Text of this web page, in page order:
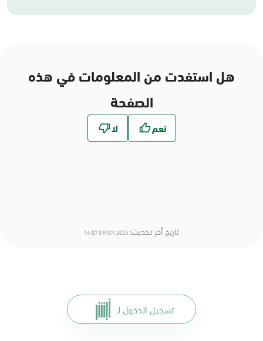
هل استفدت من المعلومات في هذه
الصفحة
تاريخ أخر تحديث: 09/07/2025 14:07
تسجيل الدخول لـ